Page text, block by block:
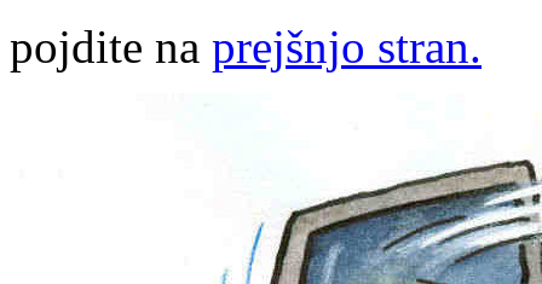
pojdite na prejšnjo stran.